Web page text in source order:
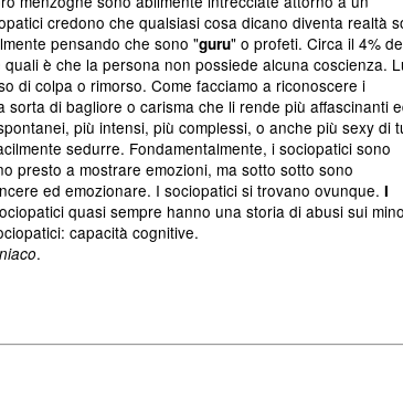
credono che qualsiasi cosa dicano diventa realtà
pensando che sono "guru" o profeti. Circa il 4%
è che la persona non possiede alcuna coscienza.
di colpa o rimorso. Come facciamo a riconoscere i
di bagliore o carisma che li rende più affascinanti
più intensi, più complessi, o anche più sexy di
sedurre. Fondamentalmente, i sociopatici sono
presto a mostrare emozioni, ma sotto sotto sono
ed emozionare. I sociopatici si trovano ovunque. I
quasi sempre hanno una storia di abusi sui
capacità cognitive.
.